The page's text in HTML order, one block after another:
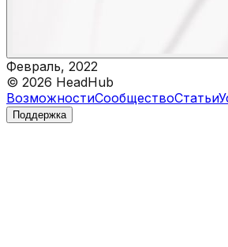
Февраль, 2022
© 2026 HeadHub
ВозможностиСообществоСтатьи
Поддержка